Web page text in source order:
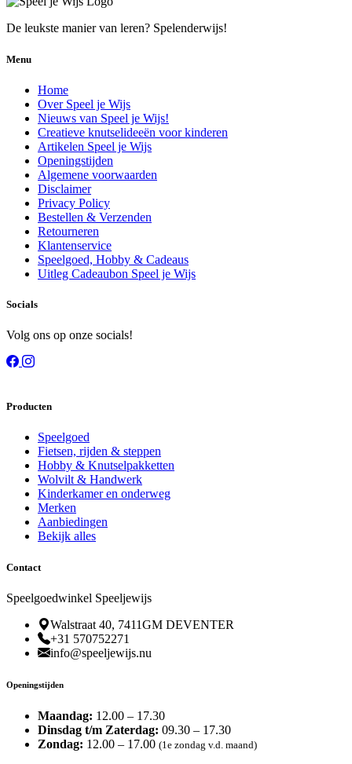
De leukste manier van leren? Spelenderwijs!
Menu
Home
Over Speel je Wijs
Nieuws van Speel je Wijs!
Creatieve knutselideeën voor kinderen
Artikelen Speel je Wijs
Openingstijden
Algemene voorwaarden
Disclaimer
Privacy Policy
Bestellen & Verzenden
Retourneren
Klantenservice
Speelgoed, Hobby & Cadeaus
Uitleg Cadeaubon Speel je Wijs
Socials
Volg ons op onze socials!
Producten
Speelgoed
Fietsen, rijden & steppen
Hobby & Knutselpakketten
Wolvilt & Handwerk
Kinderkamer en onderweg
Merken
Aanbiedingen
Bekijk alles
Contact
Speelgoedwinkel Speeljewijs
Walstraat 40, 7411GM DEVENTER
+31 570752271
info@speeljewijs.nu
Openingstijden
Maandag: 12.00 – 17.30
Dinsdag t/m Zaterdag: 09.30 – 17.30
Zondag: 12.00 – 17.00 (1e zondag v.d. maand)